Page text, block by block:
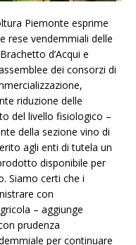
Piemonte esprime
rese vendemmiali delle
d’Acqui e
dei consorzi di
riduzione delle
del livello fisiologico –
della sezione vino di
agli enti di tutela un
disponibile per
Siamo certi che i
con
– aggiunge
prudenza
per continuare